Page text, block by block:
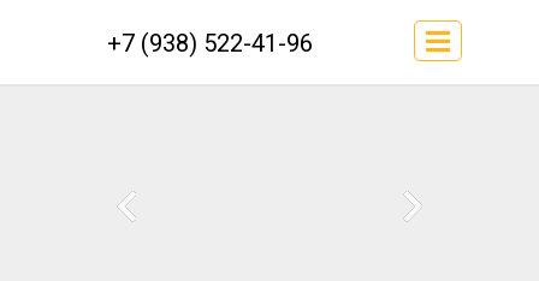
+7 (938) 522-41-96